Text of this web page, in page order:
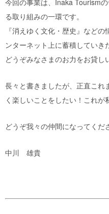
今回の事業は、Inaka Tourism
る取り組みの一環です。
『消えゆく文化・歴史』など
ンターネット上に蓄積していき
どうぞみなさまのお力をお貸し
長々と書きましたが、正直これ
く楽しいことをしたい！これが
どうぞ我々の仲間になってくだ
中川 雄貴